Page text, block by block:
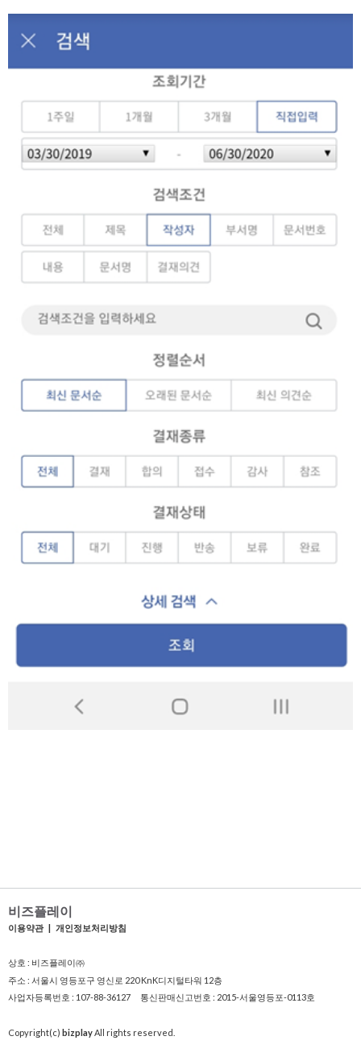
비즈플레이
이용약관| 개인정보처리방침
상호 : 비즈플레이㈜
주소 : 서울시 영등포구 영신로 220 KnK디지털타워 12층
사업자등록번호 : 107-88-36127 통신판매신고번호 : 2015-서울영등포-0113호
Copyright(c) bizplayAll rights reserved.